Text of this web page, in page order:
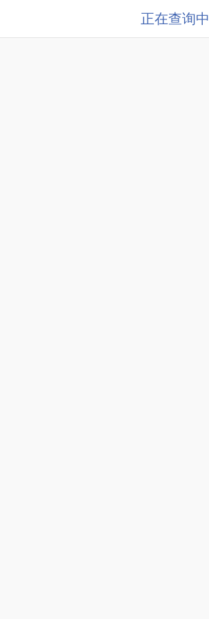
正在查询中